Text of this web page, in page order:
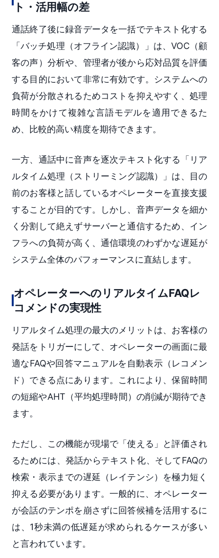
ト・活用幅の差
通話終了後に録音データを一括でテキスト化する
「バッチ処理（オフライン認識）」は、VOC（顧
客の声）分析や、管理者が後から応対品質を評価
する目的において非常に有効です。システムへの
負荷が分散されるためコストを抑えやすく、処理
時間をかけて複雑な言語モデルを適用できるた
め、比較的高い精度を期待できます。
一方、通話中に音声を逐次テキスト化する「リア
ルタイム処理（ストリーミング認識）」は、目の
前のお客様と話しているオペレーターを直接支援
することが目的です。しかし、音声データを細か
く分割して絶えずサーバーと通信するため、イン
フラへの負荷が高く、通信環境のわずかな遅延が
システム全体のパフォーマンスに直結します。
オペレーターへのリアルタイムFAQレ
コメンドの実現性
リアルタイム処理の最大のメリットは、お客様の
発話をトリガーにして、オペレーターの画面に最
適なFAQや回答マニュアルを自動表示（レコメン
ド）できる点にあります。これにより、保留時間
の短縮やAHT（平均処理時間）の削減が期待でき
ます。
ただし、この機能が現場で「使える」と評価され
るためには、発話からテキスト化、そしてFAQの
検索・表示までの遅延（レイテンシ）を極力短く
抑える必要があります。一般的に、オペレーター
が会話のテンポを崩さずに回答候補を活用するに
は、1秒未満の低遅延が求められるケースが多い
と言われています。